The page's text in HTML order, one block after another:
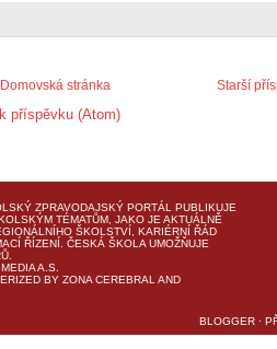
Starší
Domovská stránka
příspěvku (Atom)
ZPRAVODAJSKÝ PORTÁL PUBLIKUJE
TÉMATŮM, JAKO JE AKTUÁLNĚ
ŠKOLSTVÍ, KARIÉRNÍ ŘÁD
ŘÍZENÍ. ČESKÁ ŠKOLA UMOŽŇUJE
A.S.
BY ZONA CEREBRAL AND
BLOGGER ·